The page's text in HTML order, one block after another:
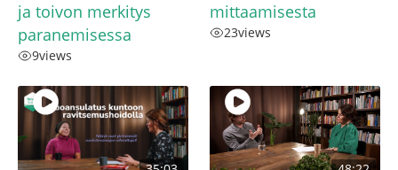
ja toivon merkitys
paranemisessa
9views
mittaamisesta
23views